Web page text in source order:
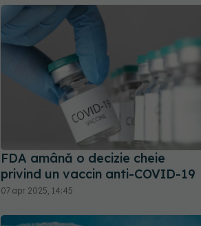
FDA amână o decizie cheie
privind un vaccin anti-COVID-19
07 apr 2025, 14:45